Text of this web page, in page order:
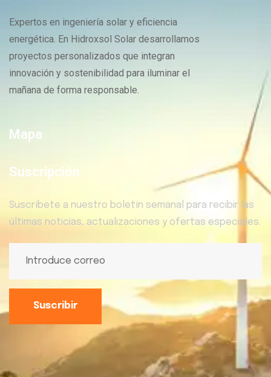
Expertos en ingeniería solar y eficiencia
energética. En Hidroxsol Solar desarrollamos
proyectos personalizados que integran
innovación y sostenibilidad para iluminar el
mañana de forma responsable.
Mapa
Suscripción
Suscríbete a nuestro boletín semanal para recibir las
últimas noticias, actualizaciones y ofertas especiales.
Suscribir